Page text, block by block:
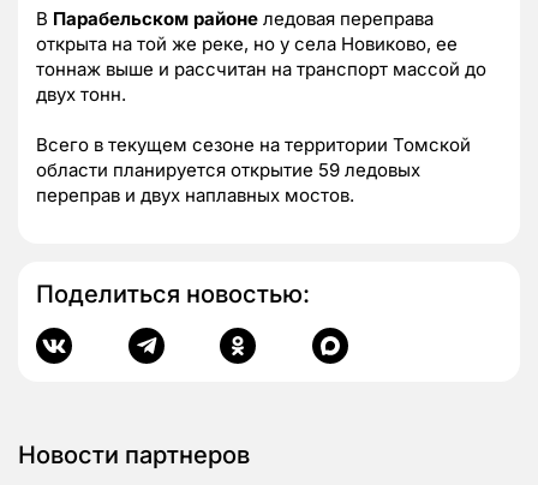
В Парабельском районе ледовая переправа
открыта на той же реке, но у села Новиково, ее
тоннаж выше и рассчитан на транспорт массой до
двух тонн.
Всего в текущем сезоне на территории Томской
области планируется открытие 59 ледовых
переправ и двух наплавных мостов.
Поделиться новостью:
Новости партнеров